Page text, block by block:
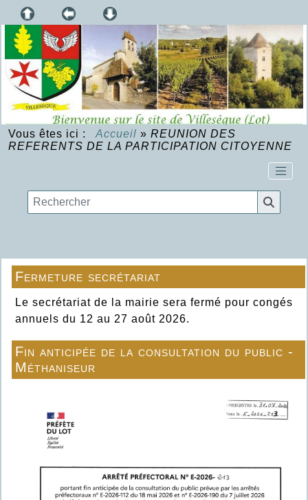
Vous êtes ici : Accueil » REUNION DES
REFERENTS DE LA PARTICIPATION CITOYENNE
Fermeture secrétariat
Le secrétariat de la mairie sera fermé pour congés
annuels du 12 au 27 août 2026.
Fin anticipée de la consultation du public -
Méthaniseur